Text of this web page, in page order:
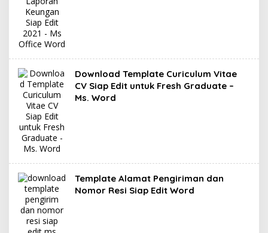
Download Template Curiculum Vitae
CV Siap Edit untuk Fresh Graduate –
Ms. Word
Template Alamat Pengiriman dan
Nomor Resi Siap Edit Word